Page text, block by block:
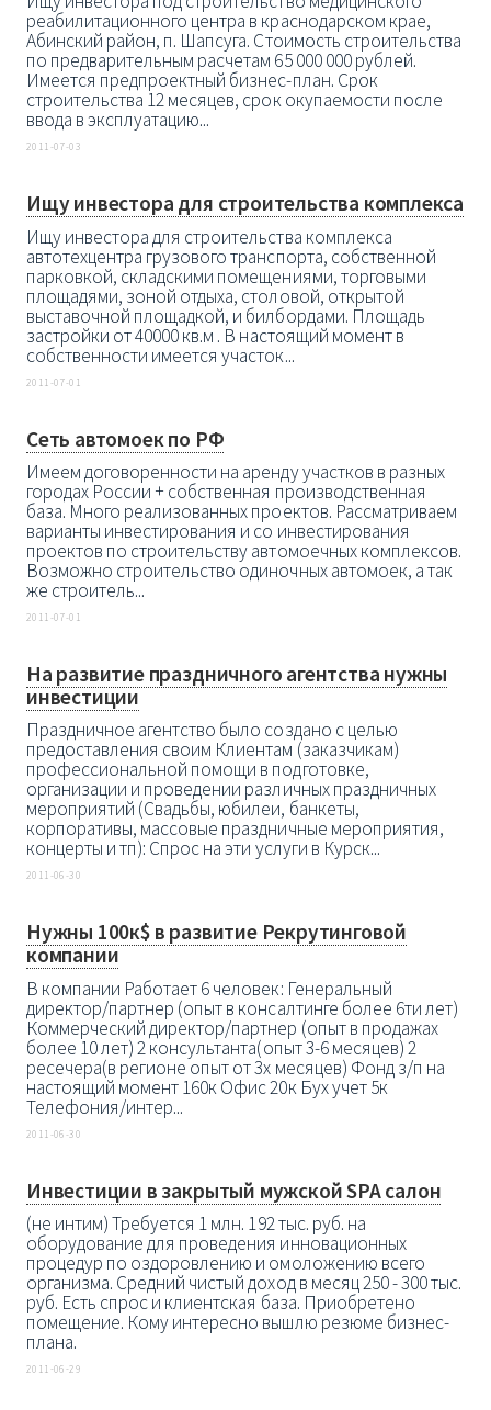
реабилитационного центра в краснодарском крае,
Абинский район, п. Шапсуга. Стоимость строительства
по предварительным расчетам 65 000 000 рублей.
Имеется предпроектный бизнес-план. Срок
строительства 12 месяцев, срок окупаемости после
ввода в эксплуатацию...
2011-07-03
Ищу инвестора для строительства комплекса
Ищу инвестора для строительства комплекса
автотехцентра грузового транспорта, собственной
парковкой, складскими помещениями, торговыми
площадями, зоной отдыха, столовой, открытой
выставочной площадкой, и билбордами. Площадь
застройки от 40000 кв.м . В настоящий момент в
собственности имеется участок...
2011-07-01
Сеть автомоек по РФ
Имеем договоренности на аренду участков в разных
городах России + собственная производственная
база. Много реализованных проектов. Рассматриваем
варианты инвестирования и со инвестирования
проектов по строительству автомоечных комплексов.
Возможно строительство одиночных автомоек, а так
же строитель...
2011-07-01
На развитие праздничного агентства нужны
инвестиции
Праздничное агентство было создано с целью
предоставления своим Клиентам (заказчикам)
профессиональной помощи в подготовке,
организации и проведении различных праздничных
мероприятий (Свадьбы, юбилеи, банкеты,
корпоративы, массовые праздничные мероприятия,
концерты и тп): Спрос на эти услуги в Курск...
2011-06-30
Нужны 100к$ в развитие Рекрутинговой
компании
В компании Работает 6 человек: Генеральный
директор/партнер (опыт в консалтинге более 6ти лет)
Коммерческий директор/партнер (опыт в продажах
более 10 лет) 2 консультанта(опыт 3-6 месяцев) 2
ресечера(в регионе опыт от 3х месяцев) Фонд з/п на
настоящий момент 160к Офис 20к Бух учет 5к
Телефония/интер...
2011-06-30
Инвестиции в закрытый мужской SPA салон
(не интим) Требуется 1 млн. 192 тыс. руб. на
оборудование для проведения инновационных
процедур по оздоровлению и омоложению всего
организма. Средний чистый доход в месяц 250 - 300 тыс.
руб. Есть спрос и клиентская база. Приобретено
помещение. Кому интересно вышлю резюме бизнес-
плана.
2011-06-29